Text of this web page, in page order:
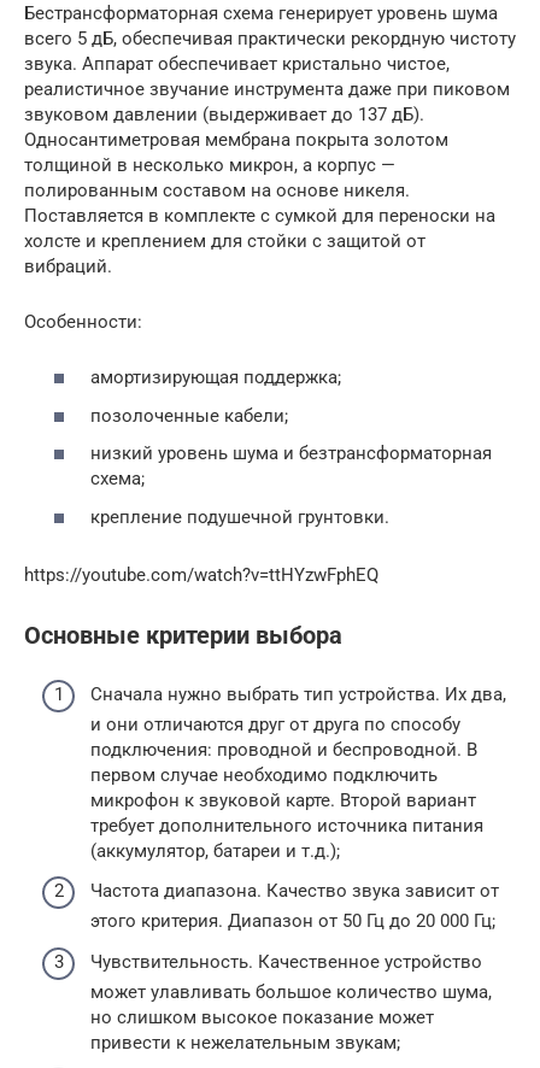
Бестрансформаторная схема генерирует уровень шума
всего 5 дБ, обеспечивая практически рекордную чистоту
звука. Аппарат обеспечивает кристально чистое,
реалистичное звучание инструмента даже при пиковом
звуковом давлении (выдерживает до 137 дБ).
Односантиметровая мембрана покрыта золотом
толщиной в несколько микрон, а корпус —
полированным составом на основе никеля.
Поставляется в комплекте с сумкой для переноски на
холсте и креплением для стойки с защитой от
вибраций.
Особенности:
амортизирующая поддержка;
позолоченные кабели;
низкий уровень шума и безтрансформаторная
схема;
крепление подушечной грунтовки.
https://youtube.com/watch?v=ttHYzwFphEQ
Основные критерии выбора
Сначала нужно выбрать тип устройства. Их два,
и они отличаются друг от друга по способу
подключения: проводной и беспроводной. В
первом случае необходимо подключить
микрофон к звуковой карте. Второй вариант
требует дополнительного источника питания
(аккумулятор, батареи и т.д.);
Частота диапазона. Качество звука зависит от
этого критерия. Диапазон от 50 Гц до 20 000 Гц;
Чувствительность. Качественное устройство
может улавливать большое количество шума,
но слишком высокое показание может
привести к нежелательным звукам;